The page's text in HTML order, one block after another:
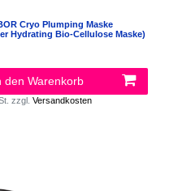
Cryo Plumping Maske
Hydrating Bio-Cellulose Maske)
den Warenkorb
zzgl.Versandkosten